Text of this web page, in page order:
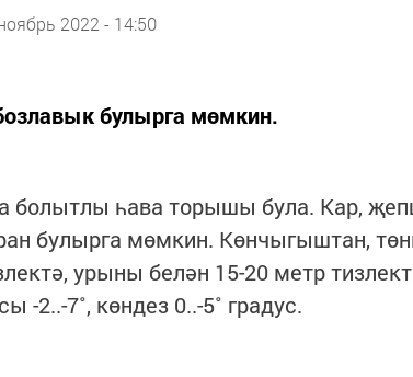
2022 - 14:50
булырга мөмкин.
болытлы һава торышы була. Кар,
булырга мөмкин. Көнчыгыштан,
урыны белән 15-20 метр
-2..-7˚, көндез 0..-5˚ градус.